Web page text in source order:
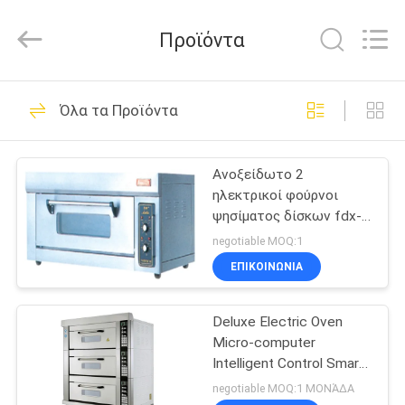
ΣΠΊΤΙ
ΠΡΟΪΌΝΤΑ
ΒΊΝΤΕΟ
ΠΕΡΊΠΟΥ
ΕΜΕΊΣ
ΓΎΡΟΣ
ΕΡΓΟΣΤΑΣΊΩΝ
equipments
limited.
Reserved.
Εμπορικοί
εξοπλισμοί
κουζινών
143
Δυτικός
εξοπλισμός
79
Προϊόντα
Όλα τα Προϊόντα
Ανοξείδωτο 2
ηλεκτρικοί φούρνοι
ψησίματος δίσκων fdx-
12BQ με το στρώμα,
ενέργεια - αποταμίευση
negotiable MOQ:1
ΕΠΙΚΟΙΝΩΝΊΑ
Deluxe Electric Oven
Micro-computer
Intelligent Control Smart
Preset Menu Function 3
negotiable MOQ:1 ΜΟΝΆΔΑ